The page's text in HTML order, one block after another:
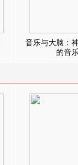
音乐与大脑：
的音